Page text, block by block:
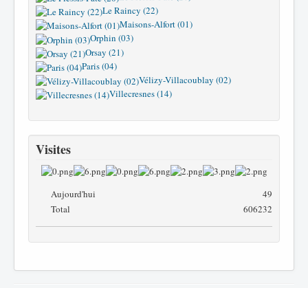
Le Raincy (22)
Maisons-Alfort (01)
Orphin (03)
Orsay (21)
Paris (04)
Vélizy-Villacoublay (02)
Villecresnes (14)
Visites
Aujourd'hui
49
Total
606232